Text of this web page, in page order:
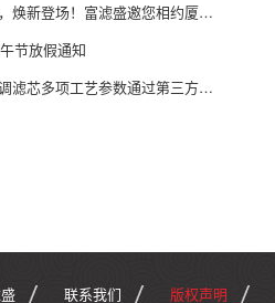
展会预告｜蓄势赴厦，焕新登场！富滤盛邀您相约厦门工程机械展1451-1452展位
节放假通知
权威认证！富滤盛空调滤芯多项工艺参数通过第三方严苛检测，品质再获硬核背书
联系我们 版权声明